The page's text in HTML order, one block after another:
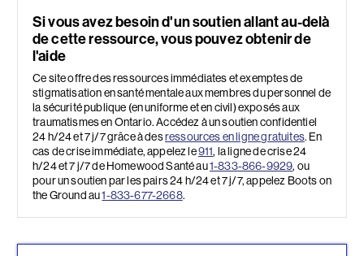
Si vous avez besoin d'un soutien allant au-delà
de cette ressource, vous pouvez obtenir de
l'aide
Ce site offre des ressources immédiates et exemptes de
stigmatisation en santé mentale aux membres du personnel de
la sécurité publique (en uniforme et en civil) exposés aux
traumatismes en Ontario. Accédez à un soutien confidentiel
24 h/24 et 7 j/7 grâce à desressources en ligne gratuites. En
cas de crise immédiate, appelez le911, la ligne de crise 24
h/24 et 7 j/7 de Homewood Santé au1-833-866-9929, ou
pour un soutien par les pairs 24 h/24 et 7 j/7, appelez Boots on
the Ground au1-833-677-2668.